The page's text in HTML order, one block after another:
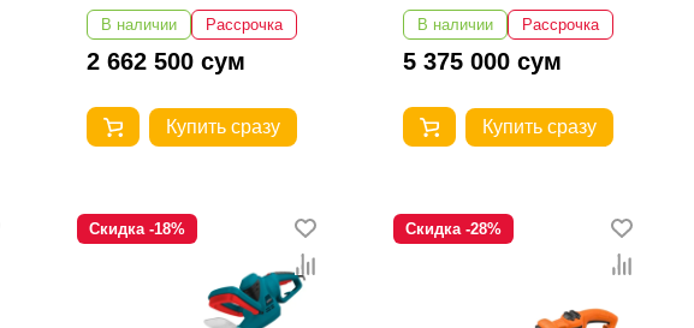
В наличии Рассрочка
2 662 500 сум
Купить сразу
В наличии Рассрочка
5 375 000 сум
Купить сразу
Скидка -18% Скидка -28%